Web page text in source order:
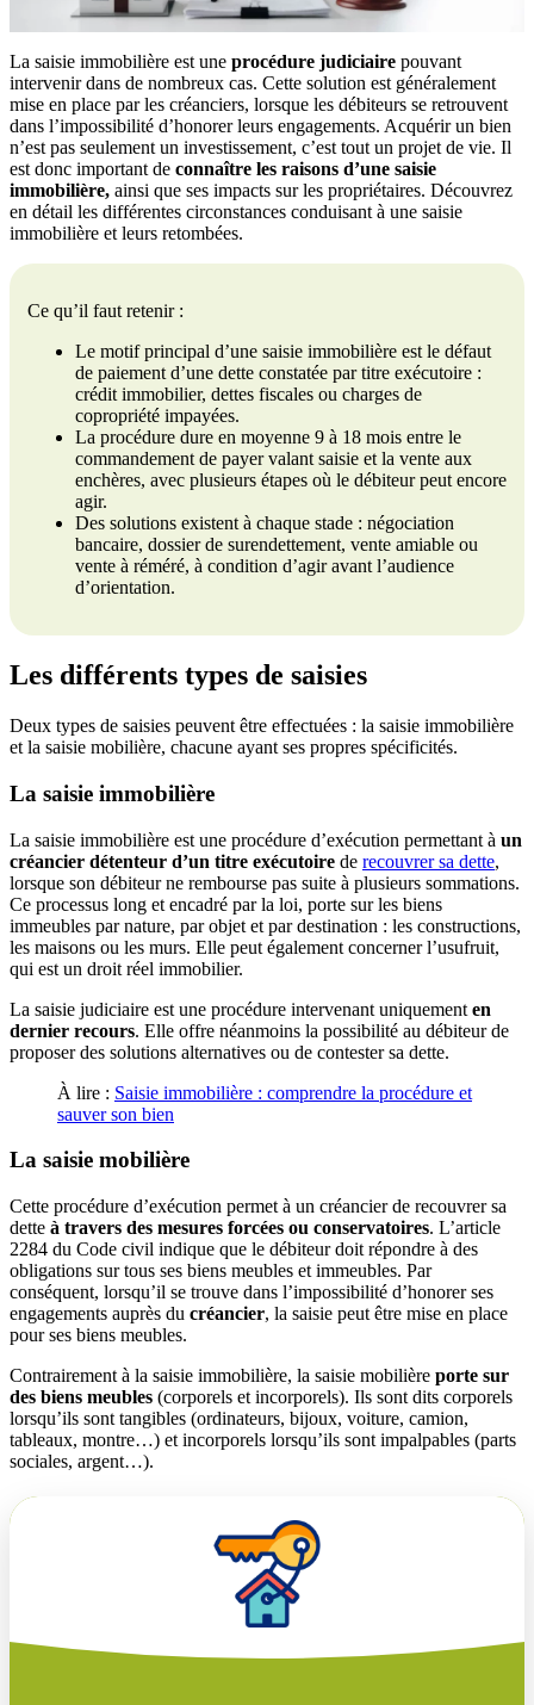
La saisie immobilière est une procédure judiciaire pouvant
intervenir dans de nombreux cas. Cette solution est généralement
mise en place par les créanciers, lorsque les débiteurs se retrouvent
dans l’impossibilité d’honorer leurs engagements. Acquérir un bien
n’est pas seulement un investissement, c’est tout un projet de vie. Il
est donc important de connaître les raisons d’une saisie
immobilière, ainsi que ses impacts sur les propriétaires. Découvrez
en détail les différentes circonstances conduisant à une saisie
immobilière et leurs retombées.
Ce qu’il faut retenir :
Le motif principal d’une saisie immobilière est le défaut
de paiement d’une dette constatée par titre exécutoire :
crédit immobilier, dettes fiscales ou charges de
copropriété impayées.
La procédure dure en moyenne 9 à 18 mois entre le
commandement de payer valant saisie et la vente aux
enchères, avec plusieurs étapes où le débiteur peut encore
agir.
Des solutions existent à chaque stade : négociation
bancaire, dossier de surendettement, vente amiable ou
vente à réméré, à condition d’agir avant l’audience
d’orientation.
Les différents types de saisies
Deux types de saisies peuvent être effectuées : la saisie immobilière
et la saisie mobilière, chacune ayant ses propres spécificités.
La saisie immobilière
La saisie immobilière est une procédure d’exécution permettant à un
créancier détenteur d’un titre exécutoire de recouvrer sa dette,
lorsque son débiteur ne rembourse pas suite à plusieurs sommations.
Ce processus long et encadré par la loi, porte sur les biens
immeubles par nature, par objet et par destination : les constructions,
les maisons ou les murs. Elle peut également concerner l’usufruit,
qui est un droit réel immobilier.
La saisie judiciaire est une procédure intervenant uniquement en
dernier recours. Elle offre néanmoins la possibilité au débiteur de
proposer des solutions alternatives ou de contester sa dette.
À lire : Saisie immobilière : comprendre la procédure et
sauver son bien
La saisie mobilière
Cette procédure d’exécution permet à un créancier de recouvrer sa
dette à travers des mesures forcées ou conservatoires. L’article
2284 du Code civil indique que le débiteur doit répondre à des
obligations sur tous ses biens meubles et immeubles. Par
conséquent, lorsqu’il se trouve dans l’impossibilité d’honorer ses
engagements auprès du créancier, la saisie peut être mise en place
pour ses biens meubles.
Contrairement à la saisie immobilière, la saisie mobilière porte sur
des biens meubles (corporels et incorporels). Ils sont dits corporels
lorsqu’ils sont tangibles (ordinateurs, bijoux, voiture, camion,
tableaux, montre…) et incorporels lorsqu’ils sont impalpables (parts
sociales, argent…).